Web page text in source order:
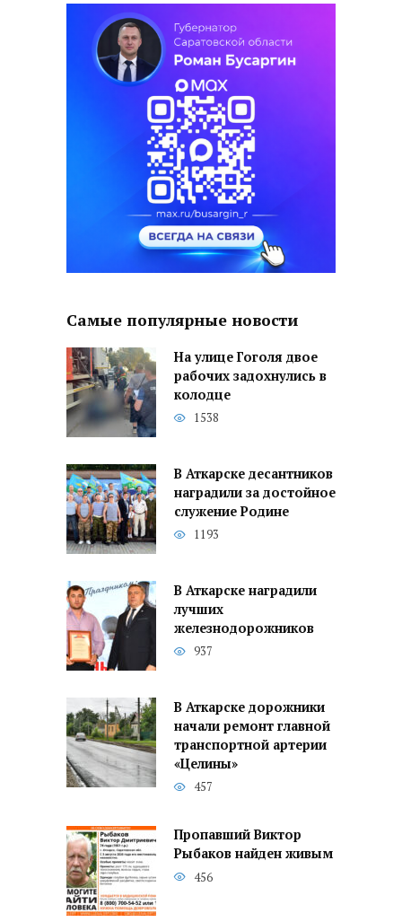
Самые популярные новости
На улице Гоголя двое
рабочих задохнулись в
колодце
1538
В Аткарске десантников
наградили за достойное
служение Родине
1193
В Аткарске наградили
лучших
железнодорожников
937
В Аткарске дорожники
начали ремонт главной
транспортной артерии
«Целины»
457
Пропавший Виктор
Рыбаков найден живым
456